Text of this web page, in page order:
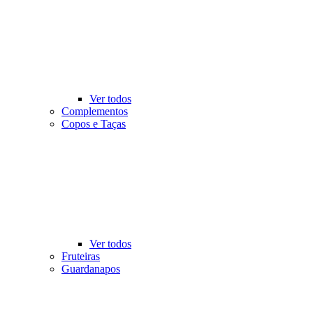
Ver todos
Complementos
Copos e Taças
Ver todos
Fruteiras
Guardanapos